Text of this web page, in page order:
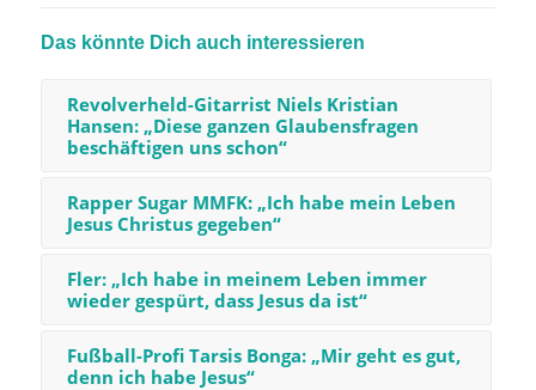
Das könnte Dich auch interessieren
Revolverheld-Gitarrist Niels Kristian
Hansen: „Diese ganzen Glaubensfragen
beschäftigen uns schon“
Rapper Sugar MMFK: „Ich habe mein Leben
Jesus Christus gegeben“
Fler: „Ich habe in meinem Leben immer
wieder gespürt, dass Jesus da ist“
Fußball-Profi Tarsis Bonga: „Mir geht es gut,
denn ich habe Jesus“